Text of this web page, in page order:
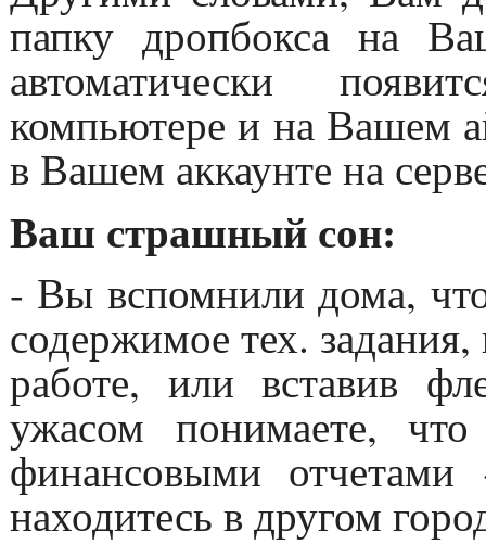
папку дропбокса на
автоматически
компьютере и на Вашем
в Вашем аккаунте на
Ваш страшный сон:
- Вы вспомнили дома,
содержимое тех.
работе, или вставив
ужасом понимаете,
финансовыми
находитесь в другом